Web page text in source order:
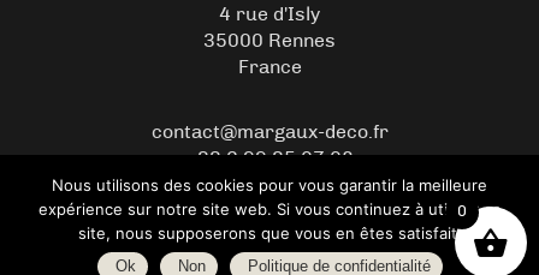
4 rue d'Isly
35000 Rennes
France
contact@margaux-deco.fr
+33 2 99 35 07 08
© 2026 Copyright Margaux Déco – Boutique de décoration -
WordPress
- Créer par
0
Nous utilisons des cookies pour vous garantir la meilleure
expérience sur notre site web. Si vous continuez à utiliser ce
site, nous supposerons que vous en êtes satisfait.
Ok Non Politique de confidentialité